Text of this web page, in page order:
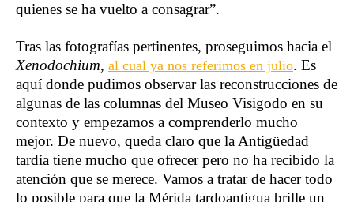
quienes se ha vuelto a consagrar”.
Tras las fotografías pertinentes, proseguimos hacia el
Xenodochium, al cual ya nos referimos en julio. Es
aquí donde pudimos observar las reconstrucciones de
algunas de las columnas del Museo Visigodo en su
contexto y empezamos a comprenderlo mucho
mejor. De nuevo, queda claro que la Antigüedad
tardía tiene mucho que ofrecer pero no ha recibido la
atención que se merece. Vamos a tratar de hacer todo
lo posible para que la Mérida tardoantigua brille un